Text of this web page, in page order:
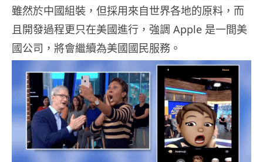
雖然於中國組裝，但採用來自世界各地的原料，而
且開發過程更只在美國進行，強調 Apple 是一間美
國公司，將會繼續為美國國民服務。